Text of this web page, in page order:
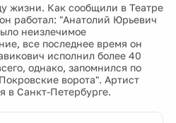
жизни. Как сообщили в Театре
работал: "Анатолий Юрьевич
неизлечимое
все последнее время он
исполнил более 40
однако, запомнился по
ворота". Артист
в Санкт-Петербурге.